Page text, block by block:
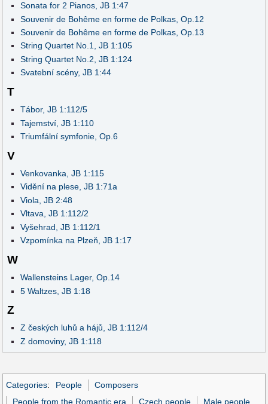
Sonata for 2 Pianos, JB 1:47
Souvenir de Bohême en forme de Polkas, Op.12
Souvenir de Bohême en forme de Polkas, Op.13
String Quartet No.1, JB 1:105
String Quartet No.2, JB 1:124
Svatební scény, JB 1:44
T
Tábor, JB 1:112/5
Tajemství, JB 1:110
Triumfální symfonie, Op.6
V
Venkovanka, JB 1:115
Vidění na plese, JB 1:71a
Viola, JB 2:48
Vltava, JB 1:112/2
Vyšehrad, JB 1:112/1
Vzpomínka na Plzeň, JB 1:17
W
Wallensteins Lager, Op.14
5 Waltzes, JB 1:18
Z
Z českých luhů a hájů, JB 1:112/4
Z domoviny, JB 1:118
Categories: People
Composers
People from the Romantic era
Czech people Male people